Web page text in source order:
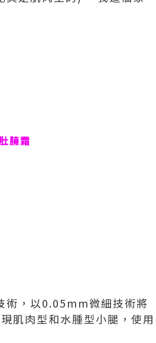
腩霜
術，以0.05mm微細技術將
肌肉型和水腫型小腿，使用